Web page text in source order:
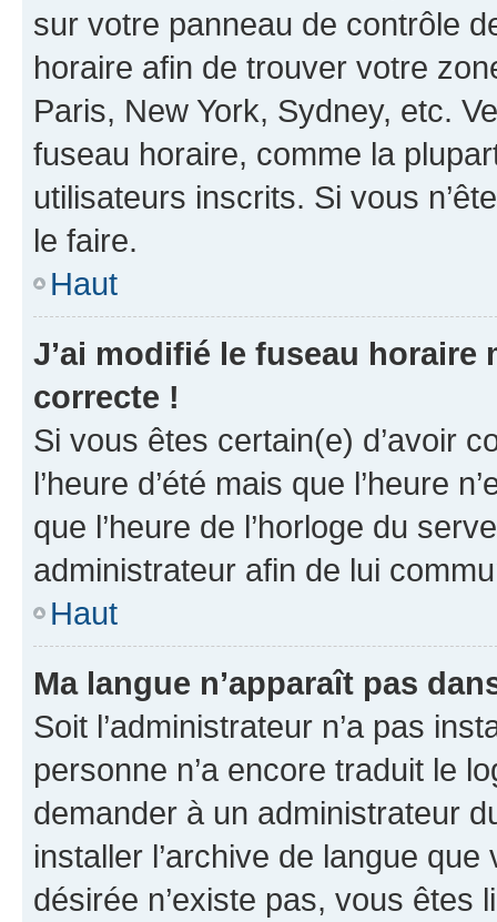
sur votre panneau de contrôle
horaire afin de trouver votre
Paris, New York, Sydney, etc.
fuseau horaire, comme la
utilisateurs inscrits. Si vous
le faire.
Haut
J’ai modifié le fuseau horaire
correcte !
Si vous êtes certain(e) d’avoir
l’heure d’été mais que l’heure
que l’heure de l’horloge du
administrateur afin de lui
Haut
Ma langue n’apparaît pas
Soit l’administrateur n’a pas
personne n’a encore traduit le
demander à un administrateur
installer l’archive de langue
désirée n’existe pas, vous êtes